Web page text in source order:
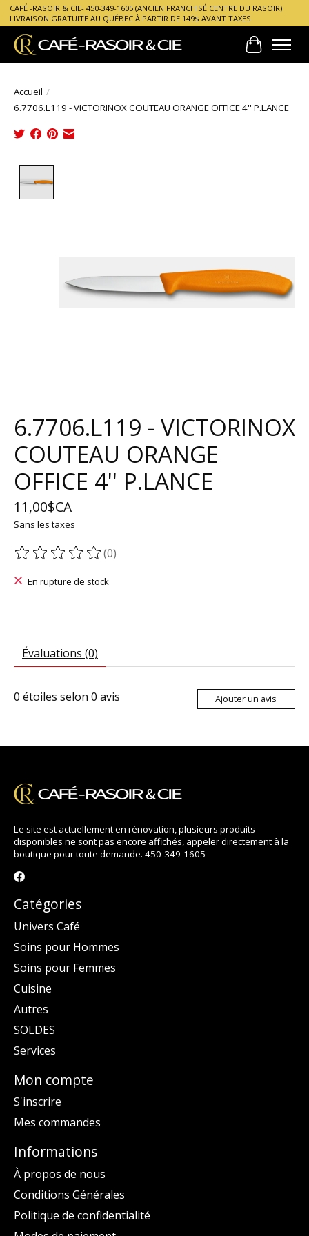
CAFÉ -RASOIR & CIE- 450-349-1605 (ANCIEN FRANCHISÉ CENTRE DU RASOIR)
LIVRAISON GRATUITE AU QUÉBEC À PARTIR DE 149$ AVANT TAXES
Panier
Accueil /
6.7706.L119 - VICTORINOX COUTEAU ORANGE OFFICE 4'' P.LANCE
6.7706.L119 - VICTORINOX
COUTEAU ORANGE
OFFICE 4'' P.LANCE
11,00$CA
Sans les taxes
Ce produit est évalué à
(0)
En rupture de stock
Évaluations (0)
0 étoiles selon 0 avis Ajouter un avis
Le site est actuellement en rénovation, plusieurs produits
disponibles ne sont pas encore affichés, appeler directement à la
boutique pour toute demande. 450-349-1605
Catégories
Univers Café
Soins pour Hommes
Soins pour Femmes
Cuisine
Autres
SOLDES
Services
Mon compte
S'inscrire
Mes commandes
Informations
À propos de nous
Conditions Générales
Politique de confidentialité